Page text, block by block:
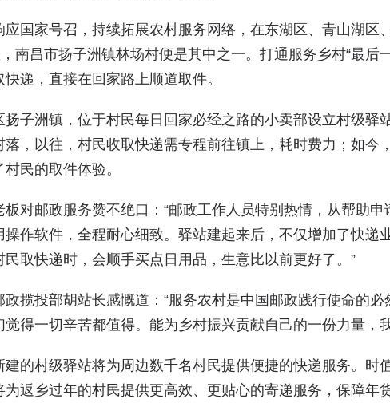
应国家号召，持续拓展农村服务网络，在东湖区、青山湖区
南昌市扬子洲镇林场村便是其中之一。打通服务乡村“最后
递，直接在回家路上顺道取件。
扬子洲镇，位于村民每日回家必经之路的小卖部设立村级驿
落，以往，村民收取快递需专程前往镇上，耗时费力；如今
民的取件体验。
对邮政服务赞不绝口：“邮政工作人员特别热情，从帮助申
操作软件，全程耐心细致。驿站建起来后，不仅增加了快递
民取快递时，会顺手买点日用品，生意比以前更好了。”
政揽投部胡站长感慨道：“服务农村是中国邮政践行使命的
觉得一切辛苦都值得。能为乡村振兴贡献自己的一份力量，
建的村级驿站将为周边数千名村民提供便捷的快递服务。时
为返乡过年的村民提供更高效、更贴心的寄递服务，保障年